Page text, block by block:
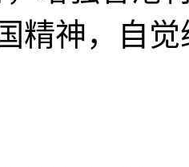
精神，自